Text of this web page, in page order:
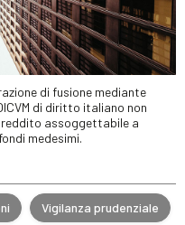
di fusione mediante
di diritto italiano non
reddito assoggettabile a
medesimi.
Vigilanza prudenziale